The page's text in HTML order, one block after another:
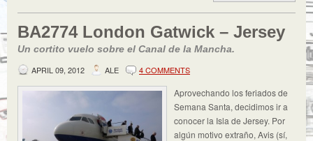
BA2774 London Gatwick – Jersey
Un cortito vuelo sobre el Canal de la Mancha.
APRIL 09, 2012
ALE 4 COMMENTS
Aprovechando los feriados de
Semana Santa, decidimos ir a
conocer la Isla de Jersey. Por
algún motivo extraño, Avis (sí,